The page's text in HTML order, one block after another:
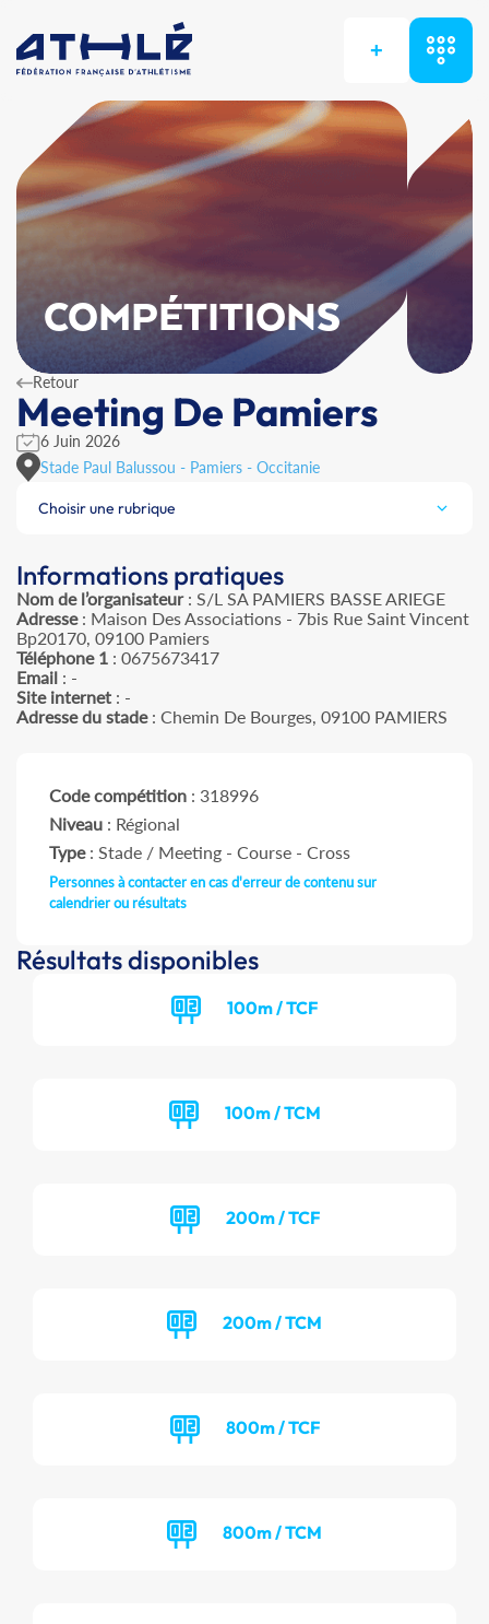
+
COMPÉTITIONS
Retour
Meeting De Pamiers
6 Juin 2026
Stade Paul Balussou - Pamiers - Occitanie
Choisir une rubrique
Informations pratiques
Nom de l’organisateur: S/L SA PAMIERS BASSE ARIEGE
Adresse: Maison Des Associations - 7bis Rue Saint Vincent
Bp20170, 09100 Pamiers
Téléphone 1 : 0675673417
Email : -
Site internet : -
Adresse du stade: Chemin De Bourges, 09100 PAMIERS
Code compétition : 318996
Niveau : Régional
Type: Stade / Meeting - Course - Cross
Personnes à contacter en cas d'erreur de contenu sur
calendrier ou résultats
Résultats disponibles
100m / TCF
100m / TCM
200m / TCF
200m / TCM
800m / TCF
800m / TCM